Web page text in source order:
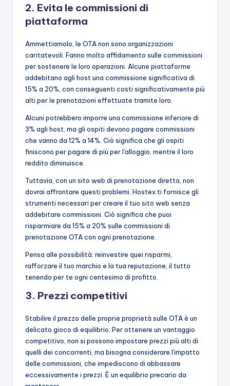
2. Evita le commissioni di
piattaforma
Ammettiamolo, le OTA non sono organizzazioni
caritatevoli. Fanno molto affidamento sulle commissioni
per sostenere le loro operazioni. Alcune piattaforme
addebitano agli host una commissione significativa di
15% a 20%, con conseguenti costi significativamente più
alti per le prenotazioni effettuate tramite loro.
Alcuni potrebbero imporre una commissione inferiore di
3% agli host, ma gli ospiti devono pagare commissioni
che vanno da 12% a 14%. Ciò significa che gli ospiti
finiscono per pagare di più per l'alloggio, mentre il loro
reddito diminuisce.
Tuttavia, con un sito web di prenotazione diretta, non
dovrai affrontare questi problemi. Hostex ti fornisce gli
strumenti necessari per creare il tuo sito web senza
addebitare commissioni. Ciò significa che puoi
risparmiare da 15% a 20% sulle commissioni di
prenotazione OTA con ogni prenotazione.
Pensa alle possibilità: reinvestire quei risparmi,
rafforzare il tuo marchio e la tua reputazione, il tutto
tenendo per te ogni centesimo di profitto.
3. Prezzi competitivi
Stabilire il prezzo delle proprie proprietà sulle OTA è un
delicato gioco di equilibrio. Per ottenere un vantaggio
competitivo, non si possono impostare prezzi più alti di
quelli dei concorrenti, ma bisogna considerare l'impatto
delle commissioni, che impediscono di abbassare
eccessivamente i prezzi. È un equilibrio precario da